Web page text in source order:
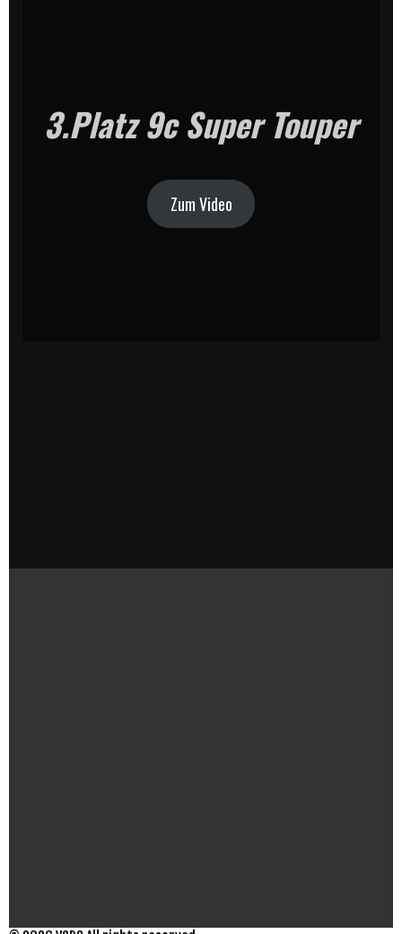
3.Platz 9c Super Touper
Zum Video